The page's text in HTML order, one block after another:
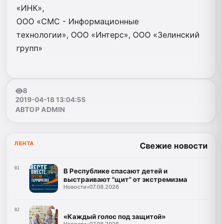
«ИНК»,
ООО «СМС - Информационные
технологии», ООО «Интерс», ООО «Зелинский
групп»
8
2019-04-18 13:04:55
АВТОР ADMIN
ЛЕНТА Свежие новости
01
В Республике спасают детей и
выстраивают "щит" от экстремизма
Новости•07.08.2026
02
«Каждый голос под защитой»